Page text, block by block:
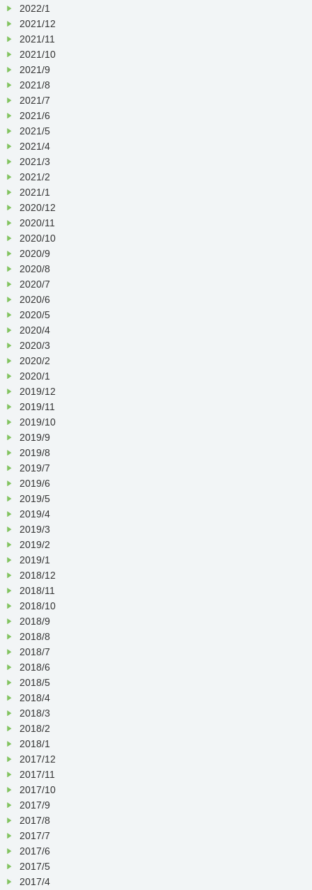
2022/1
2021/12
2021/11
2021/10
2021/9
2021/8
2021/7
2021/6
2021/5
2021/4
2021/3
2021/2
2021/1
2020/12
2020/11
2020/10
2020/9
2020/8
2020/7
2020/6
2020/5
2020/4
2020/3
2020/2
2020/1
2019/12
2019/11
2019/10
2019/9
2019/8
2019/7
2019/6
2019/5
2019/4
2019/3
2019/2
2019/1
2018/12
2018/11
2018/10
2018/9
2018/8
2018/7
2018/6
2018/5
2018/4
2018/3
2018/2
2018/1
2017/12
2017/11
2017/10
2017/9
2017/8
2017/7
2017/6
2017/5
2017/4